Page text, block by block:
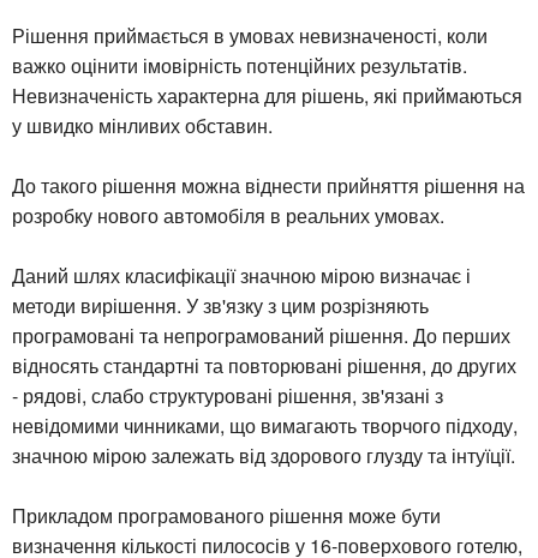
Рішення приймається в умовах невизначеності, коли
важко оцінити імовірність потенційних результатів.
Невизначеність характерна для рішень, які приймаються
у швидко мінливих обставин.
До такого рішення можна віднести прийняття рішення на
розробку нового автомобіля в реальних умовах.
Даний шлях класифікації значною мірою визначає і
методи вирішення. У зв'язку з цим розрізняють
програмовані та непрограмований рішення. До перших
відносять стандартні та повторювані рішення, до других
- рядові, слабо структуровані рішення, зв'язані з
невідомими чинниками, що вимагають творчого підходу,
значною мірою залежать від здорового глузду та інтуїції.
Прикладом програмованого рішення може бути
визначення кількості пилососів у 16-поверхового готелю,